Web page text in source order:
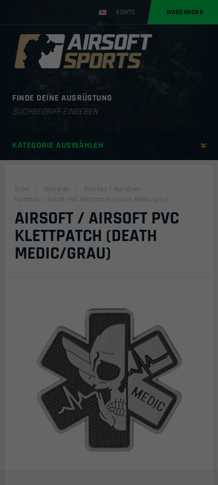
KONTO WARENKORB
FINDE DEINE AUSRÜSTUNG
Products
KATEGORIE AUSWÄHLEN
Start Weiteres
Patches / Aufnäher
Paintball / Airsoft PVC Klettpatch (Death Medic/grau)
AIRSOFT / AIRSOFT PVC
KLETTPATCH (DEATH
MEDIC/GRAU)